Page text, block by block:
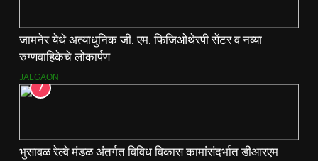
जामनेर येथे अत्याधुनिक जी. एम. फिजिओथेरपी सेंटर व नव्या
रुग्णवाहिकेचे लोकार्पण
JALGAON
7
भुसावळ रेल्वे मंडळ अंतर्गत विविध विकास कामांसंदर्भात डीआरएम